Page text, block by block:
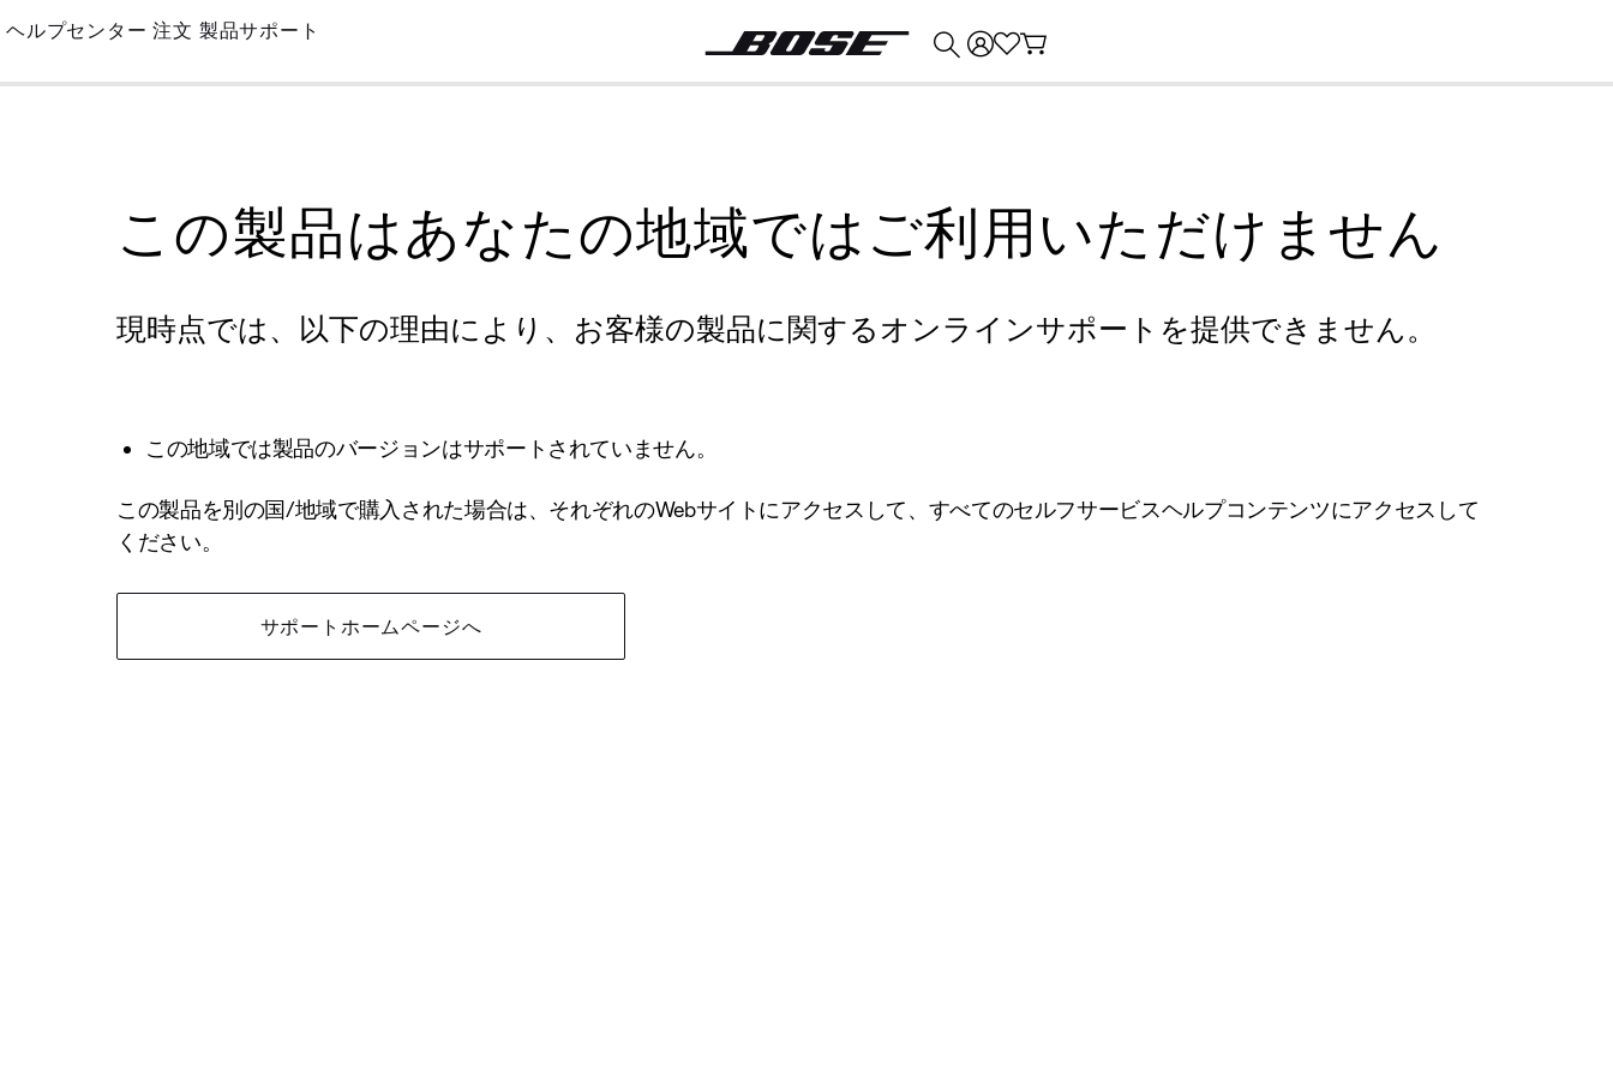
Skip
Main
ヘルプセンター 注文 製品サポート
この製品はあなたの地域ではご利用いただけません
現時点では、以下の理由により、お客様の製品に関するオンラインサポートを提供できません。
この地域では製品のバージョンはサポートされていません。
この製品を別の国/地域で購入された場合は、それぞれのWebサイトにアクセスして、すべてのセルフサービスヘルプコンテンツにアクセスして
ください。
サポートホームページへ